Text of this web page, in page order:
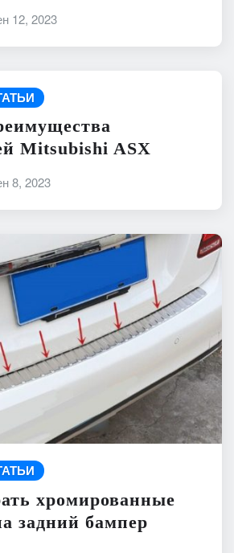
12, 2023
Mitsubishi ASX
8, 2023
хромированные
задний бампер